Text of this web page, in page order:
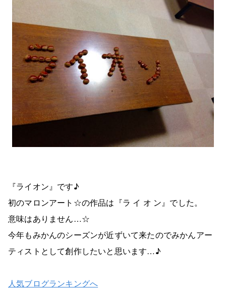
『ライオン』です♪
初のマロンアート☆の作品は『ラ イ オ ン』でした。
意味はありません…☆
今年もみかんのシーズンが近ずいて来たのでみかんアー
ティストとして創作したいと思います…♪
人気ブログランキングへ